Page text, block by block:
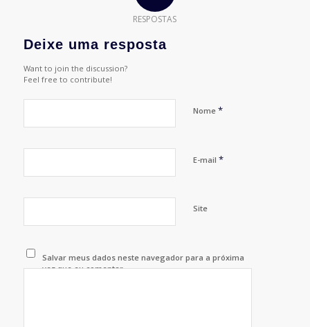
RESPOSTAS
Deixe uma resposta
Want to join the discussion?
Feel free to contribute!
Nome *
E-mail *
Site
Salvar meus dados neste navegador para a próxima
vez que eu comentar.